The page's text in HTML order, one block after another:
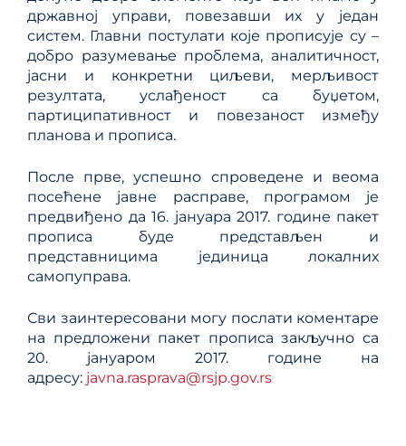
државној управи, повезавши их у један
систем. Главни постулати које прописује су –
добро разумевање проблема, аналитичност,
јасни и конкретни циљеви, мерљивост
резултата, услађеност са буџетом,
партиципативност и повезаност између
планова и прописа.
После прве, успешно спроведене и веома
посећене јавне расправе, програмом је
предвиђено да 16. јануара 2017. године пакет
прописа буде представљен и
представницима јединица локалних
самопуправа.
Сви заинтересовани могу послати коментаре
на предложени пакет прописа закључно са
20. јануаром 2017. године на
адресу: javna.rasprava@rsjp.gov.rs